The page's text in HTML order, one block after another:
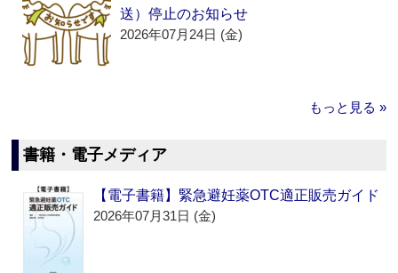
送）停止のお知らせ
2026年07月24日 (金)
もっと見る »
書籍・電子メディア
【電子書籍】緊急避妊薬OTC適正販売ガイド
2026年07月31日 (金)